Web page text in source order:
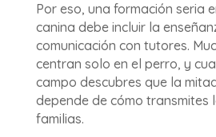
Por eso, una formación seria
canina debe incluir la
comunicación con tutores.
centran solo en el perro, y
campo descubres que la
depende de cómo transmites
familias.